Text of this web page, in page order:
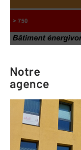
Notre
agence